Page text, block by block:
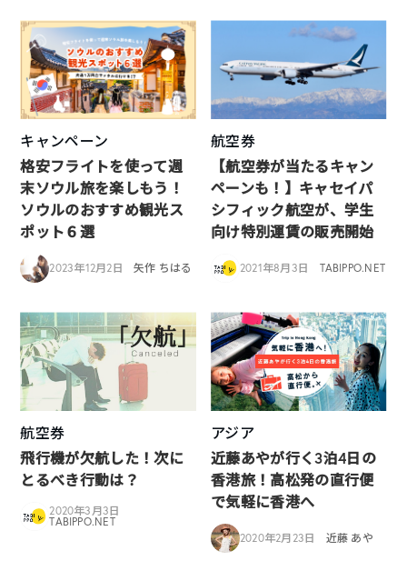
キャンペーン
格安フライトを使って週
末ソウル旅を楽しもう！
ソウルのおすすめ観光ス
ポット６選
2023年12月2日 矢作 ちはる
航空券
【航空券が当たるキャン
ペーンも！】キャセイパ
シフィック航空が、学生
向け特別運賃の販売開始
2021年8月3日 TABIPPO.NET
航空券
飛行機が欠航した！次に
とるべき行動は？
2020年3月3日
TABIPPO.NET
アジア
近藤あやが行く3泊4日の
香港旅！高松発の直行便
で気軽に香港へ
2020年2月23日 近藤 あや